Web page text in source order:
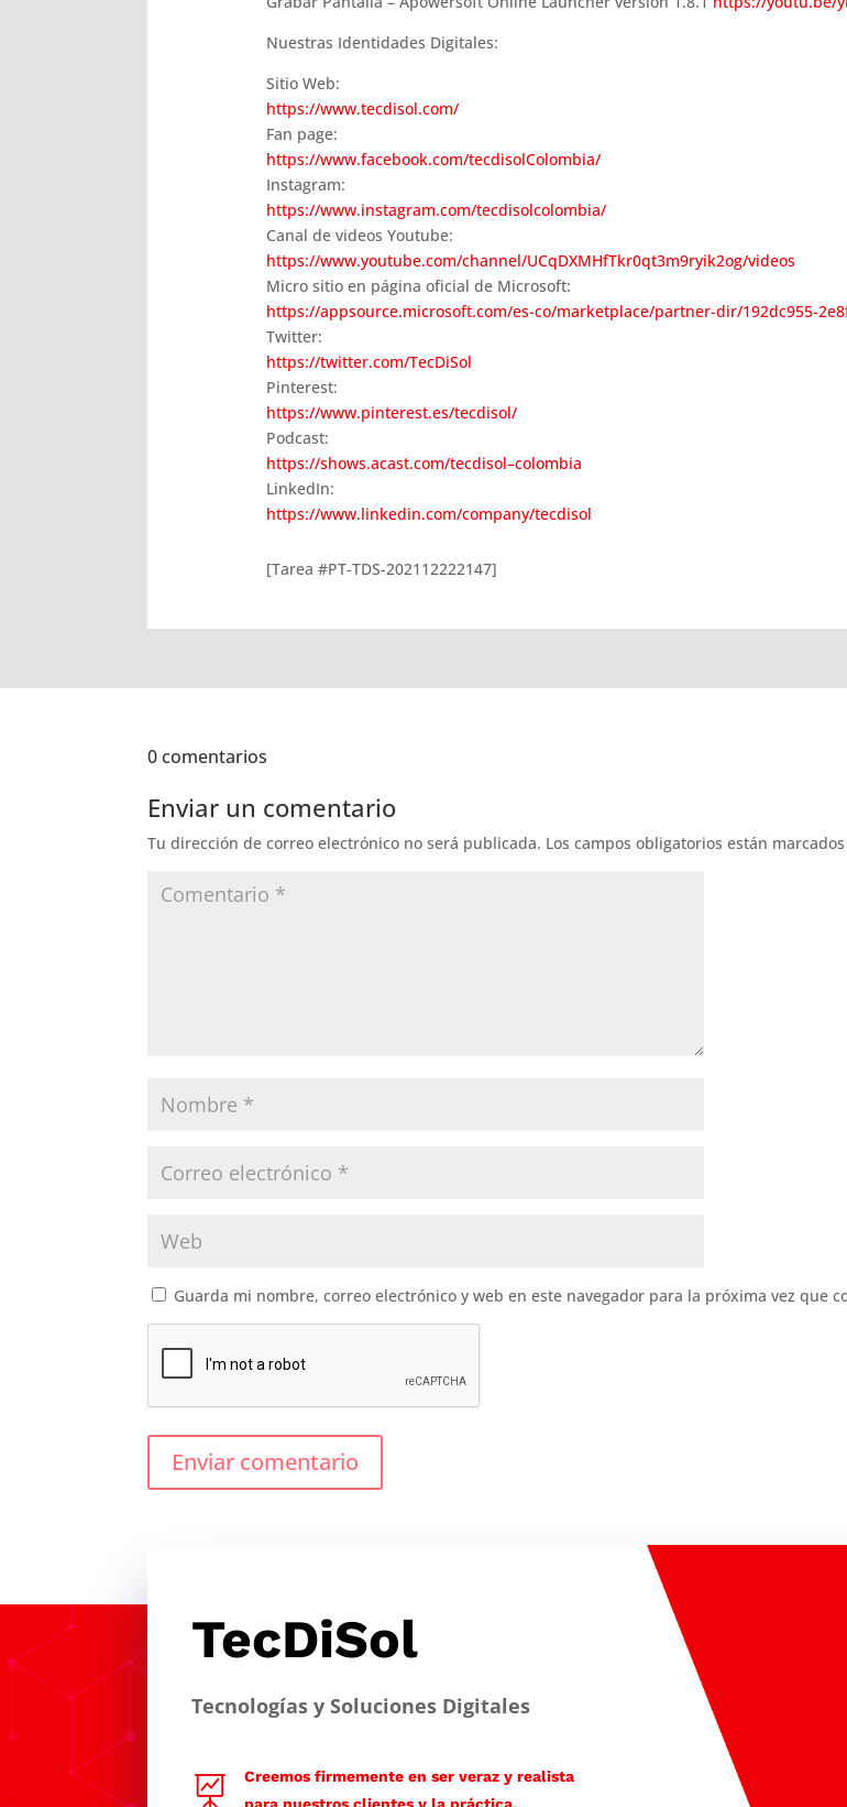
Nuestras Identidades Digitales:
Sitio Web:
https://www.tecdisol.com/
Fan page:
https://www.facebook.com/tecdisolColombia/
Instagram:
https://www.instagram.com/tecdisolcolombia/
Canal de videos Youtube:
https://www.youtube.com/channel/UCqDXMHfTkr0qt3m9ryik2og/videos
Micro sitio en página oficial de Microsoft:
https://appsource.microsoft.com/es-co/marketplace/partner-dir/192dc955-
Twitter:
https://twitter.com/TecDiSol
Pinterest:
https://www.pinterest.es/tecdisol/
Podcast:
https://shows.acast.com/tecdisol–colombia
LinkedIn:
https://www.linkedin.com/company/tecdisol
[Tarea #PT-TDS-202112222147]
0 comentarios
Enviar un comentario
Tu dirección de correo electrónico no será publicada. Los campos obligatorios están
Guarda mi nombre, correo electrónico y web en este navegador para la próxima vez que
Enviar comentario
TecDiSol
Tecnologías y Soluciones Digitales

Creemos firmemente en ser veraz y realista